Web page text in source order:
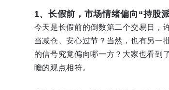
1、长假前，市场情绪偏向“持股
今天是长假前的倒数第二个交易日，
当减仓、安心过节？当然，也有另一
的信号究竟偏向哪一方？大家也看到
瞻的观点相符。